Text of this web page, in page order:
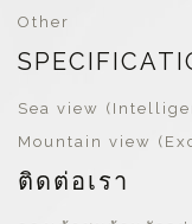
Other
Sea view
Mountain view
ติดต่อเรา